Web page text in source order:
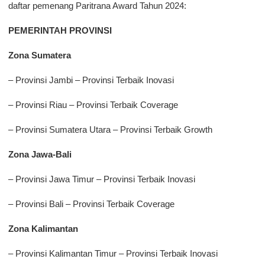
daftar pemenang Paritrana Award Tahun 2024:
PEMERINTAH PROVINSI
Zona Sumatera
– Provinsi Jambi – Provinsi Terbaik Inovasi
– Provinsi Riau – Provinsi Terbaik Coverage
– Provinsi Sumatera Utara – Provinsi Terbaik Growth
Zona Jawa-Bali
– Provinsi Jawa Timur – Provinsi Terbaik Inovasi
– Provinsi Bali – Provinsi Terbaik Coverage
Zona Kalimantan
– Provinsi Kalimantan Timur – Provinsi Terbaik Inovasi